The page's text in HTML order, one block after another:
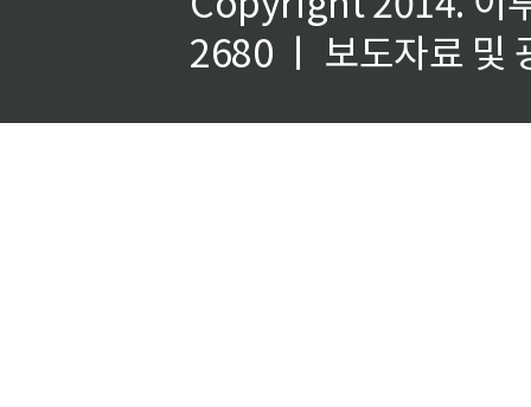
2680 ㅣ 보도자료